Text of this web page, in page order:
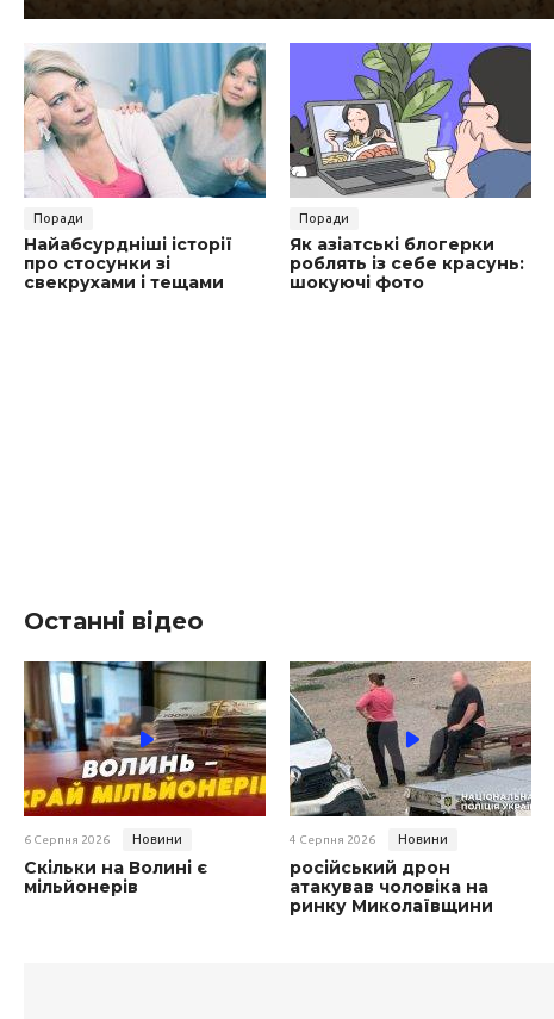
Поради
Найабсурдніші історії
про стосунки зі
свекрухами і тещами
Поради
Як азіатські блогерки
роблять із себе красунь:
шокуючі фото
Останні відео
6 Серпня 2026 Новини
Скільки на Волині є
мільйонерів
4 Серпня 2026 Новини
російський дрон
атакував чоловіка на
ринку Миколаївщини